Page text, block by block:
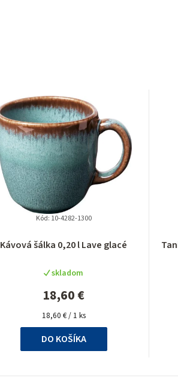
Kávová šálka 0,20 l Lave glacé
skladom
18,60 €
Jednotková
cena:
18,60 € / 1 ks
DO KOŠÍKA
Kód: 10-4282-1300